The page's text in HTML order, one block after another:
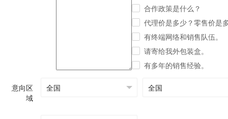
合作政策是什么？
代理价是多少？零售价是
有终端网络和销售队伍。
请寄给我外包装盒。
有多年的销售经验。
意向区
域